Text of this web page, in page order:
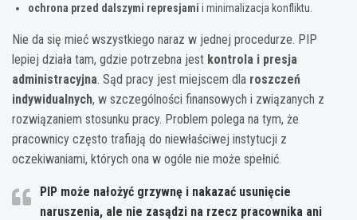
ochrona przed dalszymi represjami i minimalizacja konfliktu.
Nie da się mieć wszystkiego naraz w jednej procedurze. PIP
lepiej działa tam, gdzie potrzebna jest kontrola i presja
administracyjna. Sąd pracy jest miejscem dla roszczeń
indywidualnych, w szczególności finansowych i związanych z
rozwiązaniem stosunku pracy. Problem polega na tym, że
pracownicy często trafiają do niewłaściwej instytucji z
oczekiwaniami, których ona w ogóle nie może spełnić.
PIP może nałożyć grzywnę i nakazać usunięcie
naruszenia, ale nie zasądzi na rzecz pracownika ani